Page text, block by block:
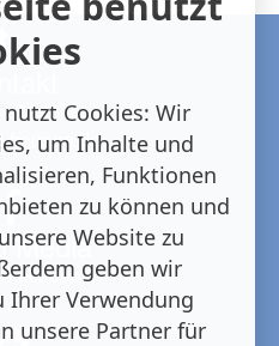
- 9226 0
freiburg.de
Media
Facebook
Cookies: Wir
um Inhalte und
Funktionen
zu können und
Website zu
geben wir
Verwendung
unsere Partner für